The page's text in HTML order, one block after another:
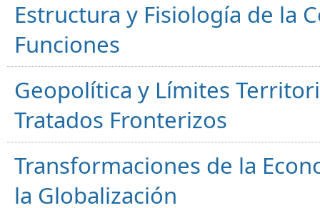
Estructura y Fisiología de la
Funciones
Geopolítica y Límites
Tratados Fronterizos
Transformaciones de la
la Globalización